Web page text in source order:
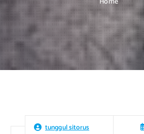
tunggul sitorus